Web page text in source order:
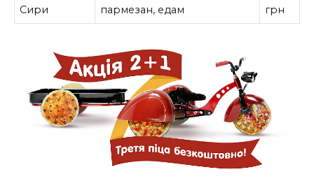
Сири пармезан, едам грн